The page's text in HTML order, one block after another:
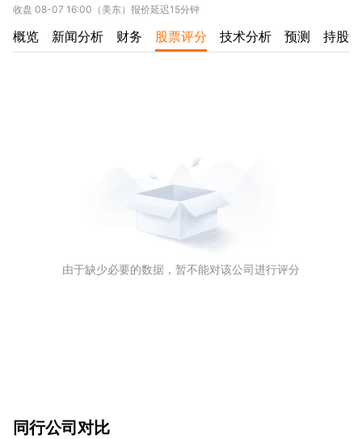
收盘 08-07 16:00 （ 美东） 报价延迟15分钟
概览 新闻分析 财务 股票评分 技术分析 预测 持股
由于缺少必要的数据，暂不能对该公司进行评分
同行公司对比